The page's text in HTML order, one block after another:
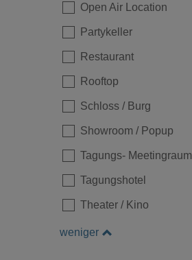
Open Air Location
Partykeller
Restaurant
Rooftop
Schloss / Burg
Showroom / Popup
Tagungs- Meetingraum
Tagungshotel
Theater / Kino
weniger